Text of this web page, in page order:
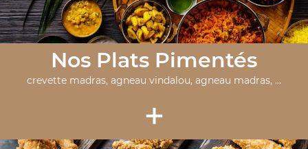
Nos Plats Pimentés
crevette madras, agneau vindalou, agneau madras, ...
+